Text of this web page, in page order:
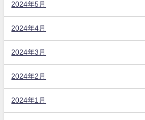
2024年5月
2024年4月
2024年3月
2024年2月
2024年1月